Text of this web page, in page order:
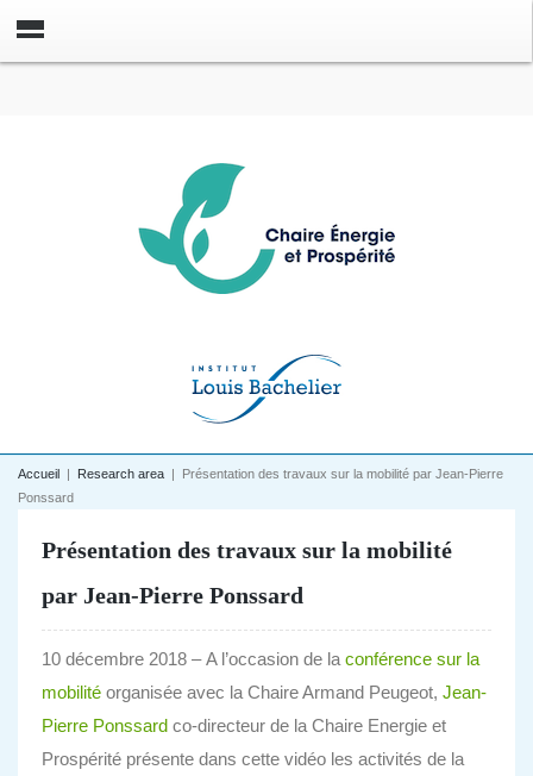
Accueil | Research area | Présentation des travaux sur la mobilité par Jean-Pierre
Ponssard
Présentation des travaux sur la mobilité
par Jean-Pierre Ponssard
10 décembre 2018 – A l’occasion de la conférence sur la
mobilité organisée avec la Chaire Armand Peugeot, Jean-
Pierre Ponssard co-directeur de la Chaire Energie et
Prospérité présente dans cette vidéo les activités de la